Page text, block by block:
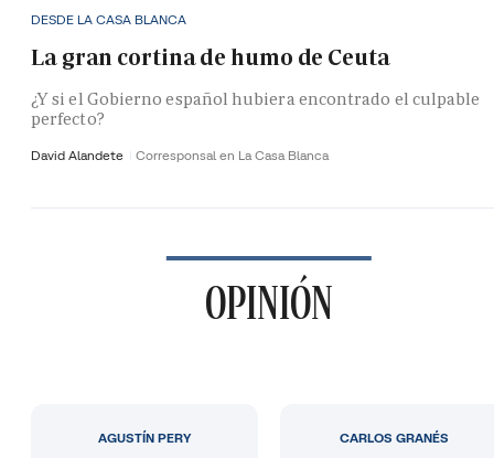
DESDE LA CASA BLANCA
La gran cortina de humo de Ceuta
¿Y si el Gobierno español hubiera encontrado el culpable
perfecto?
David Alandete Corresponsal en La Casa Blanca
OPINIÓN
AGUSTÍN PERY CARLOS GRANÉS